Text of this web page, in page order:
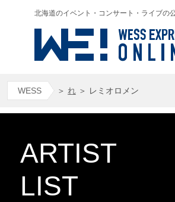
北海道のイベント・コンサート・ライブの
WESS ＞ れ ＞ レミオロメン
ARTIST
LIST